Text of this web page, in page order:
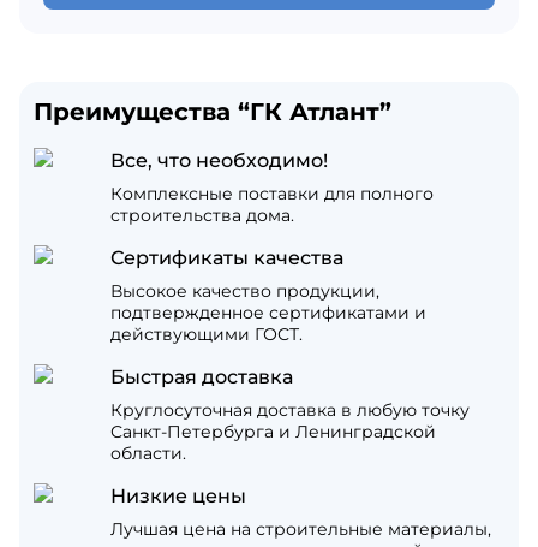
Преимущества “ГК Атлант”
Все, что необходимо!
Комплексные поставки для полного
строительства дома.
Сертификаты качества
Высокое качество продукции,
подтвержденное сертификатами и
действующими ГОСТ.
Быстрая доставка
Круглосуточная доставка в любую точку
Санкт-Петербурга и Ленинградской
области.
Низкие цены
Лучшая цена на строительные материалы,